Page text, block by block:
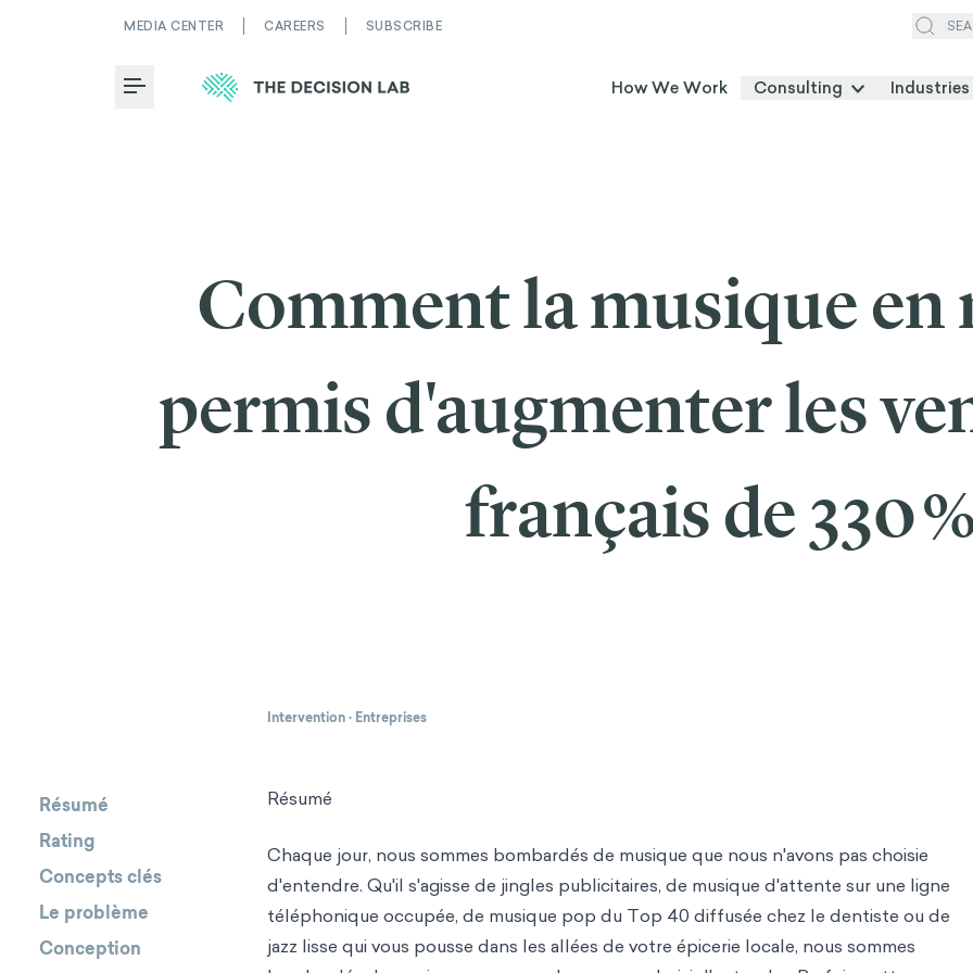
MEDIA CENTER CAREERS SUBSCRIBE
Toggle Menu How We Work Consulting Industries
Comment la musique en
permis d'augmenter les
français de 330
Intervention· Entreprises
Résumé
Rating
Concepts clés
Le problème
Conception
Résumé
Chaque jour, nous sommes bombardés de musique que nous n'avons pas choisie
d'entendre. Qu'il s'agisse de jingles publicitaires, de musique d'attente sur une ligne
téléphonique occupée, de musique pop du Top 40 diffusée chez le dentiste ou de
jazz lisse qui vous pousse dans les allées de votre épicerie locale, nous sommes